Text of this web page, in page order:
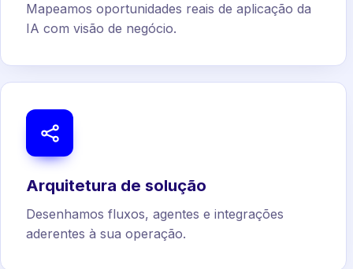
Mapeamos oportunidades reais de aplicação da
IA com visão de negócio.
Arquitetura de solução
Desenhamos fluxos, agentes e integrações
aderentes à sua operação.